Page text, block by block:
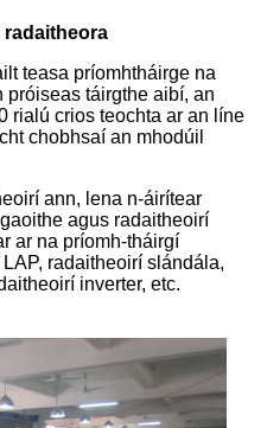
teasa príomhtháirge na
táirgthe aibí, an
rialú crios teochta ar an líne
chobhsaí an mhodúil
ann, lena n-áirítear
agus radaitheoirí
ar na príomh-tháirgí
radaitheoirí slándála,
inverter, etc.